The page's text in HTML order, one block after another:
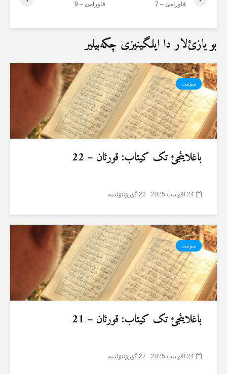
قاورامئ – 9
قاورامئ – 7
بو یازئ‌لار دا ایلگینیزی چکەبیلیر
سۆننت
باغلایئجئ تک کیتاب: قورئان – 22
24 آقوست 2025 22 گؤرۆنتۆلنمە
سۆننت
باغلایئجئ تک کیتاب: قورئان – 21
24 آقوست 2025 27 گؤرۆنتۆلنمە